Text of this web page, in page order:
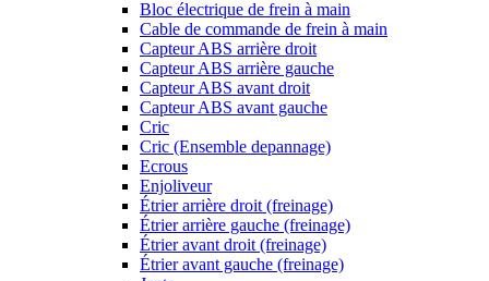
Bloc électrique de frein à main
Cable de commande de frein à main
Capteur ABS arrière droit
Capteur ABS arrière gauche
Capteur ABS avant droit
Capteur ABS avant gauche
Cric
Cric (Ensemble depannage)
Ecrous
Enjoliveur
Étrier arrière droit (freinage)
Étrier arrière gauche (freinage)
Étrier avant droit (freinage)
Étrier avant gauche (freinage)